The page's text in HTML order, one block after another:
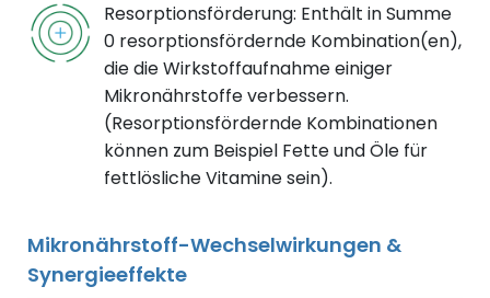
Resorptionsförderung: Enthält in Summe
0 resorptionsfördernde Kombination(en),
die die Wirkstoffaufnahme einiger
Mikronährstoffe verbessern.
(Resorptionsfördernde Kombinationen
können zum Beispiel Fette und Öle für
fettlösliche Vitamine sein).
Mikronährstoff-Wechselwirkungen &
Synergieeffekte